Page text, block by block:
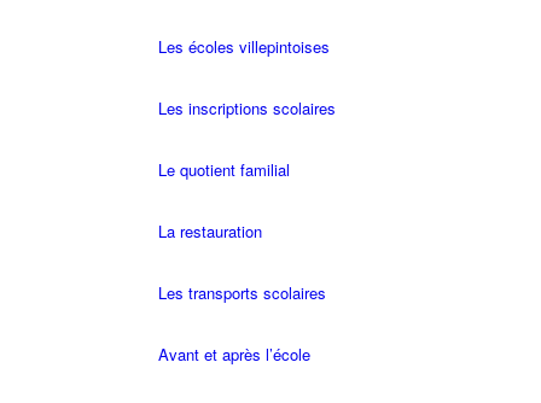
Les écoles villepintoises
Les inscriptions scolaires
Le quotient familial
La restauration
Les transports scolaires
Avant et après l’école